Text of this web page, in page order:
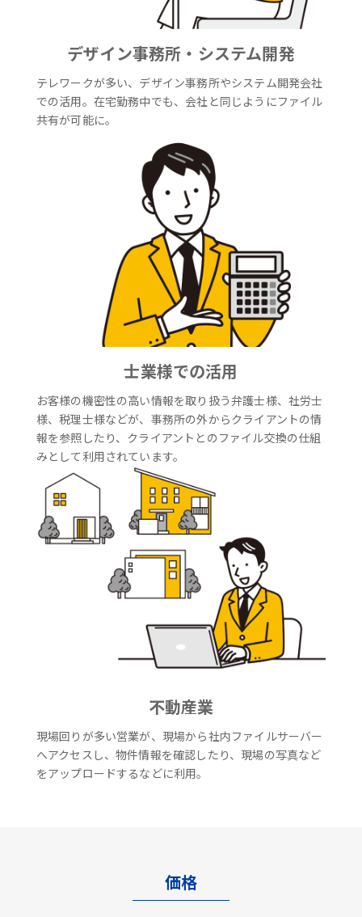
デザイン事務所・システム開発
テレワークが多い、デザイン事務所やシステム開発会社
での活用。在宅勤務中でも、会社と同じようにファイル
共有が可能に。
士業様での活用
お客様の機密性の高い情報を取り扱う弁護士様、社労士
様、税理士様などが、事務所の外からクライアントの情
報を参照したり、クライアントとのファイル交換の仕組
みとして利用されています。
不動産業
現場回りが多い営業が、現場から社内ファイルサーバー
へアクセスし、物件情報を確認したり、現場の写真など
をアップロードするなどに利用。
価格